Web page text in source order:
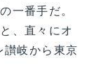
一番手だ。
、直々にオ
岐から東京